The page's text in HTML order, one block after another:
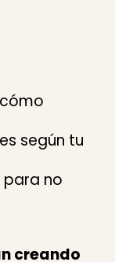
según tu
para no
creando